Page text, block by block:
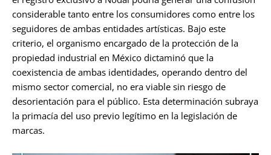
considerable tanto entre los consumidores como entre los
seguidores de ambas entidades artísticas. Bajo este
criterio, el organismo encargado de la protección de la
propiedad industrial en México dictaminó que la
coexistencia de ambas identidades, operando dentro del
mismo sector comercial, no era viable sin riesgo de
desorientación para el público. Esta determinación subraya
la primacía del uso previo legítimo en la legislación de
marcas.